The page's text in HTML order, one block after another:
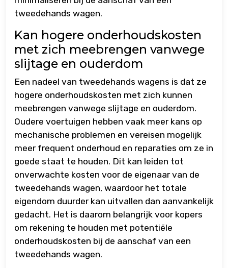
tweedehands wagen.
Kan hogere onderhoudskosten
met zich meebrengen vanwege
slijtage en ouderdom
Een nadeel van tweedehands wagens is dat ze
hogere onderhoudskosten met zich kunnen
meebrengen vanwege slijtage en ouderdom.
Oudere voertuigen hebben vaak meer kans op
mechanische problemen en vereisen mogelijk
meer frequent onderhoud en reparaties om ze in
goede staat te houden. Dit kan leiden tot
onverwachte kosten voor de eigenaar van de
tweedehands wagen, waardoor het totale
eigendom duurder kan uitvallen dan aanvankelijk
gedacht. Het is daarom belangrijk voor kopers
om rekening te houden met potentiële
onderhoudskosten bij de aanschaf van een
tweedehands wagen.